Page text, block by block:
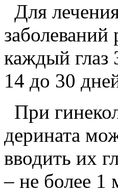
Для
заболеваний
каждый глаз
14 до 30
При
дерината
вводить их
– не более 1